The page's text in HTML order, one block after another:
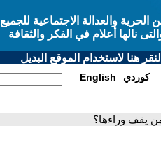
والعدالة الاجتماعية للجميع
نالها أعلام في الفكر والثقافة
هنا لاستخدام الموقع البديل
English كوردي
يقف وراءها؟